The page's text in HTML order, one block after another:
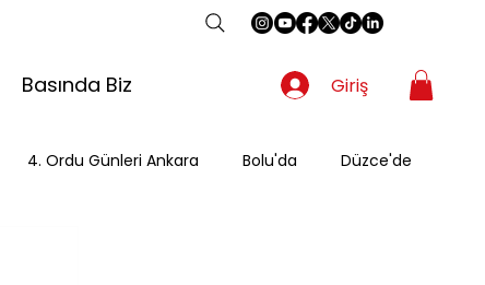
Basında Biz Giriş
4. Ordu Günleri Ankara Bolu'da Düzce'de